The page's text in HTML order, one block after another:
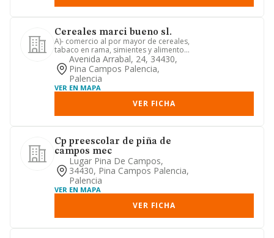
Cereales marci bueno sl.
A)- comercio al por mayor de cereales,
tabaco en rama, simientes y alimentos
para animales, c.n.a.e...
Avenida Arrabal, 24, 34430,
Pina Campos Palencia,
Palencia
VER EN MAPA
VER FICHA
Cp preescolar de piña de
campos mec
Lugar Pina De Campos,
34430, Pina Campos Palencia,
Palencia
VER EN MAPA
VER FICHA